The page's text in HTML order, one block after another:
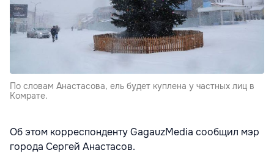
По словам Анастасова, ель будет куплена у частных лиц в
Комрате.
Об этом корреспонденту GagauzMedia сообщил мэр
города Сергей Анастасов.